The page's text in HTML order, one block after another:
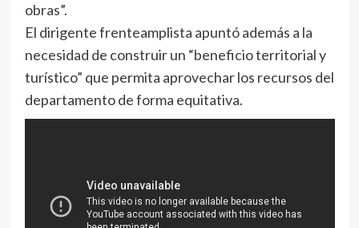
obras”.
El dirigente frenteamplista apuntó además a la
necesidad de construir un “beneficio territorial y
turístico” que permita aprovechar los recursos del
departamento de forma equitativa.